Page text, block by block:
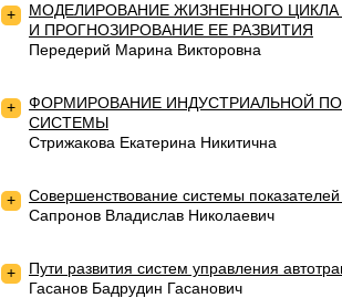
+
МОДЕЛИРОВАНИЕ ЖИЗНЕННОГО
И ПРОГНОЗИРОВАНИЕ ЕЕ РАЗВИТИЯ
Передерий Марина Викторовна
+
ФОРМИРОВАНИЕ ИНДУСТРИАЛЬНОЙ
СИСТЕМЫ
Стрижакова Екатерина Никитична
+ Совершенствование системы
Сапронов Владислав Николаевич
+ Пути развития систем управления
Гасанов Бадрудин Гасанович